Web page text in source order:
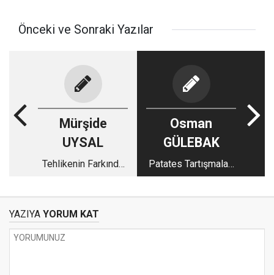
Önceki ve Sonraki Yazılar
Mürşide
UYSAL
Tehlikenin Farkında
Osman
GÜLEBAK
Patates Tartışmaları
ve Yitirilen
YAZIYA YORUM KAT